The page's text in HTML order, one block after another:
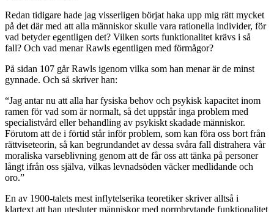
Redan tidigare hade jag visserligen börjat haka upp mig rätt mycket
på det där med att alla människor skulle vara rationella individer, för
vad betyder egentligen det? Vilken sorts funktionalitet krävs i så
fall? Och vad menar Rawls egentligen med förmågor?
På sidan 107 går Rawls igenom vilka som han menar är de minst
gynnade. Och så skriver han:
“Jag antar nu att alla har fysiska behov och psykisk kapacitet inom
ramen för vad som är normalt, så det uppstår inga problem med
specialistvård eller behandling av psykiskt skadade människor.
Förutom att de i förtid står inför problem, som kan föra oss bort från
rättviseteorin, så kan begrundandet av dessa svåra fall distrahera vår
moraliska varseblivning genom att de får oss att tänka på personer
långt ifrån oss själva, vilkas levnadsöden väcker medlidande och
oro.”
En av 1900-talets mest inflytelserika teoretiker skriver alltså i
klartext att han utesluter människor med normbrytande funktionalitet